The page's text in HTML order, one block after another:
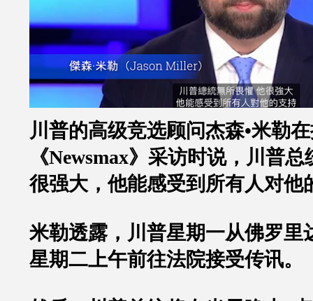
川普的高级竞选顾问杰森•米勒
《Newsmax》采访时说，川普总
很强大，他能感受到所有人对他
米勒透露，川普星期一从佛罗里
星期二上午前往法院接受传讯。